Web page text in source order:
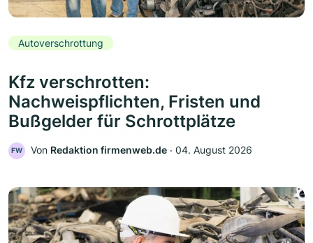
Autoverschrottung
Kfz verschrotten:
Nachweispflichten, Fristen und
Bußgelder für Schrottplätze
FW Von Redaktion firmenweb.de ‧ 04. August 2026